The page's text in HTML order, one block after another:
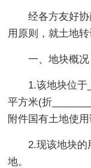
经各方友好
用原则，就土地
一、地块概况
1.该地块位于
平方米(折
附件国有土地使用
2.现该地块的
地。